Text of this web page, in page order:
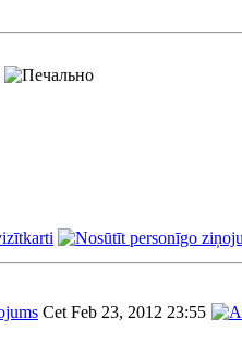
Cet Feb 23, 2012 23:55